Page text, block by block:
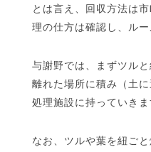
とは言え、回収方法は
理の仕方は確認し、ル
与謝野では、まずツル
離れた場所に積み（土
処理施設に持っていきま
なお、ツルや葉を紐ご